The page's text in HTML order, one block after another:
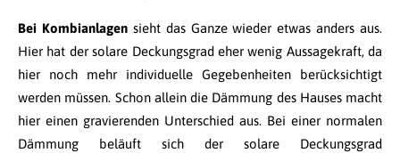
Bei Kombianlagensieht das Ganze wieder etwas anders aus.
Hier hat der solare Deckungsgrad eher wenig Aussagekraft, da
hier noch mehr individuelle Gegebenheiten berücksichtigt
werden müssen. Schon allein die Dämmung des Hauses macht
hier einen gravierenden Unterschied aus. Bei einer normalen
Dämmung beläuft sich der solare Deckungsgrad